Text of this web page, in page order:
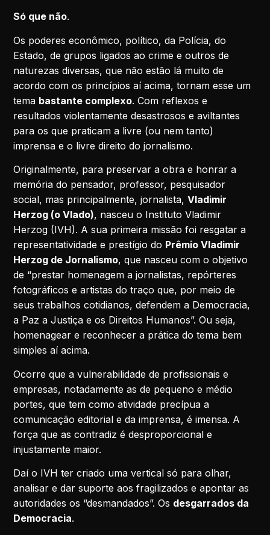
Só que não.
Os poderes econômico, político, da Polícia, do
Estado, de grupos ligados ao crime e outros de
naturezas diversas, que não estão lá muito de
acordo com os princípios aí acima, tornam esse um
tema bastante complexo. Com reflexos e
resultados violentamente desastrosos e aviltantes
para os que praticam a livre (ou nem tanto)
imprensa e o livre direito do jornalismo.
Originalmente, para preservar a obra e honrar a
memória do pensador, professor, pesquisador
social, mas principalmente, jornalista,Vladimir
Herzog (o Vlado), nasceu o Instituto Vladimir
Herzog (IVH). A sua primeira missão foi resgatar a
representatividade e prestígio do Prêmio Vladimir
Herzog de Jornalismo, que nasceu com o objetivo
de “prestar homenagem a jornalistas, repórteres
fotográficos e artistas do traço que, por meio de
seus trabalhos cotidianos, defendem a Democracia,
a Paz a Justiça e os Direitos Humanos”. Ou seja,
homenagear e reconhecer a prática do tema bem
simples aí acima.
Ocorre que a vulnerabilidade de profissionais e
empresas, notadamente as de pequeno e médio
portes, que tem como atividade precípua a
comunicação editorial e da imprensa, é imensa. A
força que as contradiz é desproporcional e
injustamente maior.
Daí o IVH ter criado uma vertical só para olhar,
analisar e dar suporte aos fragilizados e apontar as
autoridades os “desmandados”. Os desgarrados da
Democracia.